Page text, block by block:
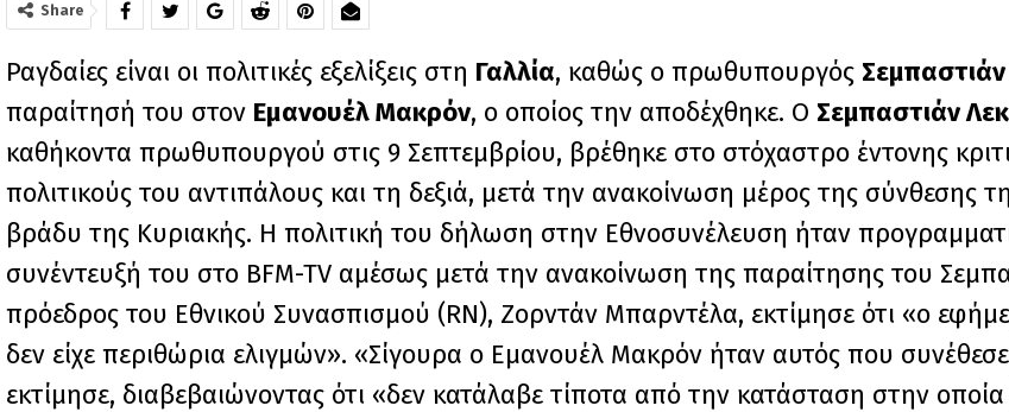
Share
Ραγδαίες είναι οι πολιτικές εξελίξεις στη Γαλλία, καθώς ο πρωθυπουργός
παραίτησή του στον Εμανουέλ Μακρόν, ο οποίος την αποδέχθηκε. Ο Σεμπαστιάν
καθήκοντα πρωθυπουργού στις 9 Σεπτεμβρίου, βρέθηκε στο στόχαστρο έντονης
πολιτικούς του αντιπάλους και τη δεξιά, μετά την ανακοίνωση μέρος της σύνθεσης
βράδυ της Κυριακής. Η πολιτική του δήλωση στην Εθνοσυνέλευση ήταν
συνέντευξή του στο BFM-TV αμέσως μετά την ανακοίνωση της παραίτησης του
πρόεδρος του Εθνικού Συνασπισμού (RN), Ζορντάν Μπαρντέλα, εκτίμησε ότι «ο
δεν είχε περιθώρια ελιγμών». «Σίγουρα ο Εμανουέλ Μακρόν ήταν αυτός που
εκτίμησε, διαβεβαιώνοντας ότι «δεν κατάλαβε τίποτα από την κατάσταση στην